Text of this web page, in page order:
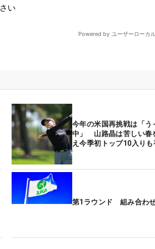
今年の米国再挑戦は「う
中」 山路晶は苦しい春
え今季初トップ10入りも
第1ラウンド 組み合わ